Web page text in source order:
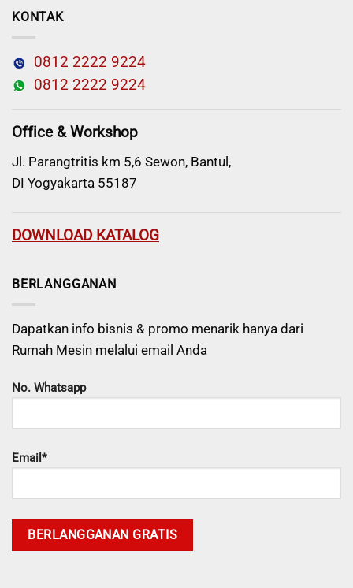
KONTAK
0812 2222 9224
0812 2222 9224
Office & Workshop
Jl. Parangtritis km 5,6 Sewon, Bantul,
DI Yogyakarta 55187
DOWNLOAD KATALOG
BERLANGGANAN
Dapatkan info bisnis & promo menarik hanya dari
Rumah Mesin melalui email Anda
No. Whatsapp
Email*